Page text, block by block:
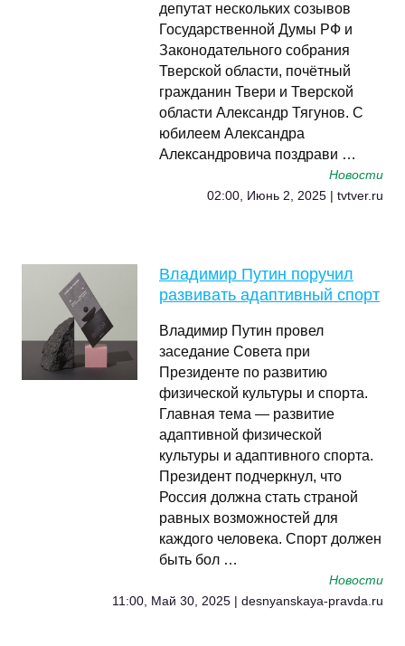
депутат нескольких созывов
Государственной Думы РФ и
Законодательного собрания
Тверской области, почётный
гражданин Твери и Тверской
области Александр Тягунов. С
юбилеем Александра
Александровича поздрави …
Новости
02:00, Июнь 2, 2025 | tvtver.ru
Владимир Путин поручил
развивать адаптивный спорт
Владимир Путин провел
заседание Совета при
Президенте по развитию
физической культуры и спорта.
Главная тема — развитие
адаптивной физической
культуры и адаптивного спорта.
Президент подчеркнул, что
Россия должна стать страной
равных возможностей для
каждого человека. Спорт должен
быть бол …
Новости
11:00, Май 30, 2025 | desnyanskaya-pravda.ru